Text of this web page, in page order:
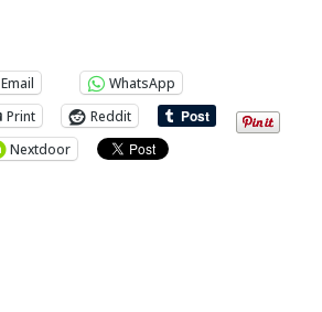
Email
WhatsApp
Print
Reddit
Nextdoor